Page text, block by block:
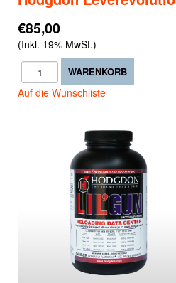
€85,00
(Inkl. 19% MwSt.)
Auf die Wunschliste